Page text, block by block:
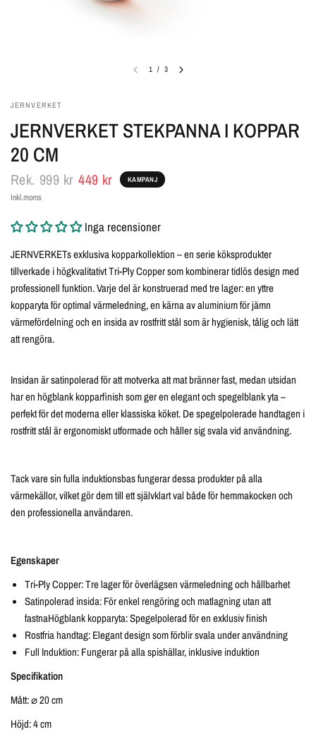
1 / 3
JERNVERKET
JERNVERKET STEKPANNA I KOPPAR
20 CM
Rek. 999 kr 449 kr KAMPANJ
Inkl.moms
Inga recensioner
JERNVERKETs exklusiva kopparkollektion – en serie köksprodukter
tillverkade i högkvalitativt Tri-Ply Copper som kombinerar tidlös design med
professionell funktion. Varje del är konstruerad med tre lager: en yttre
kopparyta för optimal värmeledning, en kärna av aluminium för jämn
värmefördelning och en insida av rostfritt stål som är hygienisk, tålig och lätt
att rengöra.
Insidan är satinpolerad för att motverka att mat bränner fast, medan utsidan
har en högblank kopparfinish som ger en elegant och spegelblank yta –
perfekt för det moderna eller klassiska köket. De spegelpolerade handtagen i
rostfritt stål är ergonomiskt utformade och håller sig svala vid användning.
Tack vare sin fulla induktionsbas fungerar dessa produkter på alla
värmekällor, vilket gör dem till ett självklart val både för hemmakocken och
den professionella användaren.
Egenskaper
Tri-Ply Copper: Tre lager för överlägsen värmeledning och hållbarhet
Satinpolerad insida: För enkel rengöring och matlagning utan att
fastnaHögblank kopparyta: Spegelpolerad för en exklusiv finish
Rostfria handtag: Elegant design som förblir svala under användning
Full Induktion: Fungerar på alla spishällar, inklusive induktion
Specifikation
Mått: ⌀ 20 cm
Höjd: 4 cm